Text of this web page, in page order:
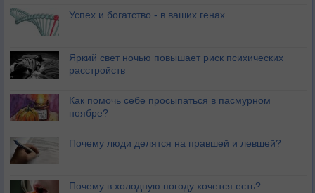
Успех и богатство - в ваших генах
Яркий свет ночью повышает риск психических
расстройств
Как помочь себе просыпаться в пасмурном
ноябре?
Почему люди делятся на правшей и левшей?
Почему в холодную погоду хочется есть?